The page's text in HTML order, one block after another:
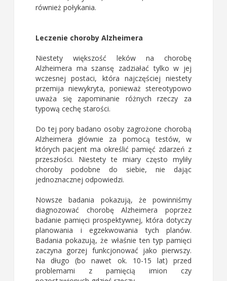
również połykania.
Leczenie choroby Alzheimera
Niestety większość leków na chorobę
Alzheimera ma szansę zadziałać tylko w jej
wczesnej postaci, która najczęściej niestety
przemija niewykryta, ponieważ stereotypowo
uważa się zapominanie różnych rzeczy za
typową cechę starości.
Do tej pory badano osoby zagrożone chorobą
Alzheimera głównie za pomocą testów, w
których pacjent ma określić pamięć zdarzeń z
przeszłości. Niestety te miary często myliły
choroby podobne do siebie, nie dając
jednoznacznej odpowiedzi.
Nowsze badania pokazują, że powinniśmy
diagnozować chorobę Alzheimera poprzez
badanie pamięci prospektywnej, która dotyczy
planowania i egzekwowania tych planów.
Badania pokazują, że właśnie ten typ pamięci
zaczyna gorzej funkcjonować jako pierwszy.
Na długo (bo nawet ok. 10-15 lat) przed
problemami z pamięcią imion czy